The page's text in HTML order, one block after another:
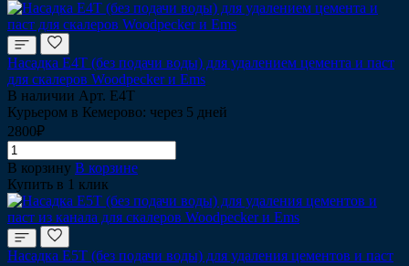
Насадка Е4T (без подачи воды) для удалением цемента и паст
для скалеров Woodpecker и Ems
В наличии Арт. Е4Т
Курьером в Кемерово: через 5 дней
2800₽
В корзину В корзине
Купить в 1 клик
Насадка Е5T (без подачи воды) для удаления цементов и паст